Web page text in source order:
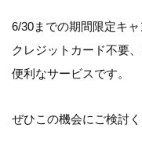
6/30までの期間限定キ
クレジットカード不要
便利なサービスです。
ぜひこの機会にご検討く